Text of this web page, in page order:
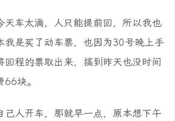
天车太满，人只能提前回，所以我也
我是买了动车票，也因为30号晚上手
回程的票取出来，搞到昨天也没时间
块。
己人开车，那就早一点，原本想下午